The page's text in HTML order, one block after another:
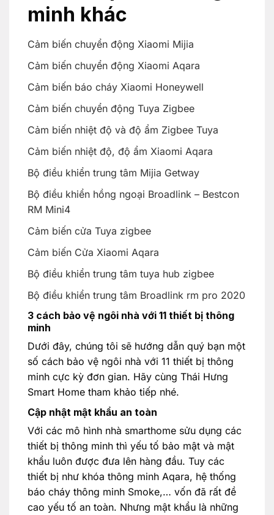
minh khác
Cảm biến chuyển động Xiaomi Mijia
Cảm biến chuyển động Xiaomi Aqara
Cảm biến báo cháy Xiaomi Honeywell
Cảm biến chuyển động Tuya Zigbee
Cảm biến nhiệt độ và độ ẩm Zigbee Tuya
Cảm biến nhiệt độ, độ ẩm Xiaomi Aqara
Bộ điều khiển trung tâm Mijia Getway
Bộ điều khiển hồng ngoại Broadlink – Bestcon
RM Mini4
Cảm biến cửa Tuya zigbee
Cảm biến Cửa Xiaomi Aqara
Bộ điều khiển trung tâm tuya hub zigbee
Bộ điều khiển trung tâm Broadlink rm pro 2020
3 cách bảo vệ ngôi nhà với 11 thiết bị thông
minh
Dưới đây, chúng tôi sẽ hướng dẫn quý bạn một
số cách bảo vệ ngôi nhà với 11 thiết bị thông
minh cực kỳ đơn gian. Hãy cùng Thái Hưng
Smart Home tham khảo tiếp nhé.
Cập nhật mật khẩu an toàn
Với các mô hình nhà smarthome sửu dụng các
thiết bị thông minh thì yếu tố bảo mật và mật
khẩu luôn được đưa lên hàng đầu. Tuy các
thiết bị như khóa thông minh Aqara, hệ thống
báo cháy thông minh Smoke,… vốn đã rất đề
cao yếu tố an toàn. Nhưng mật khẩu là những